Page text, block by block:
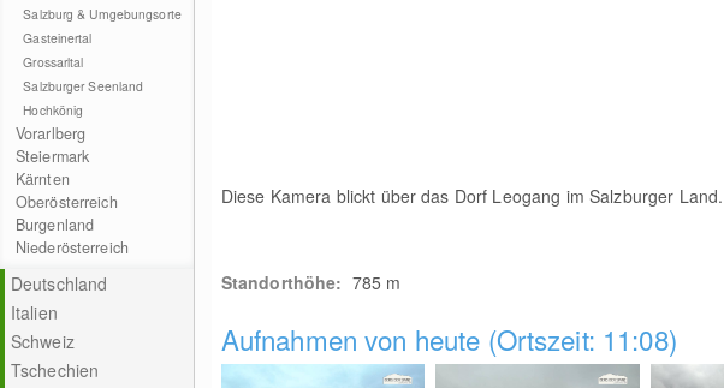
Salzburg & Umgebungsorte
Gasteinertal
Grossarltal
Salzburger Seenland
Hochkönig
Vorarlberg
Steiermark
Kärnten
Oberösterreich
Burgenland
Niederösterreich
Deutschland
Italien
Schweiz
Tschechien
Diese Kamera blickt über das Dorf Leogang im Salzburger Land.
Standorthöhe: 785 m
Aufnahmen von heute (Ortszeit: 11:08)